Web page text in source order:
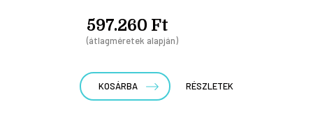
597.260 Ft
(átlagméretek alapján)
KOSÁRBA RÉSZLETEK